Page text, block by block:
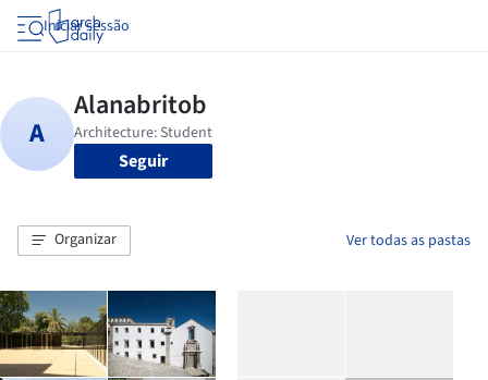
Iniciar sessão
Seguir
Organizar Ver todas as pastas